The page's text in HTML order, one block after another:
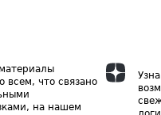
всем, что связано
на нашем